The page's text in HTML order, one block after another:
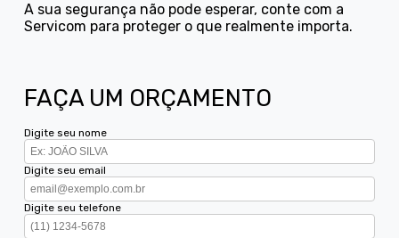
A sua segurança não pode esperar, conte com a
Servicom para proteger o que realmente importa.
FAÇA UM ORÇAMENTO
Digite seu nome
Digite seu email
Digite seu telefone